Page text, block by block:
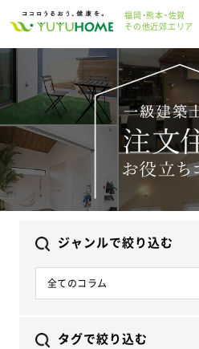
福岡・熊本・佐賀
その他近郊エリア
ジャンルで絞り込む
タグで絞り込む